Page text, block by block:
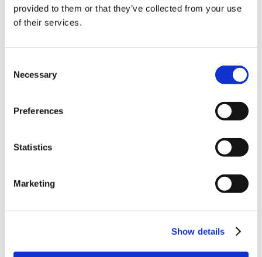
provided to them or that they’ve collected from your use
of their services.
Selection
Necessary
Preferences
Statistics
Marketing
Show details
4,480円(税込)
『モンスターハンターワイルズ』シーンイラストTシャツ
在庫：× |224ポイント
『モンスターハンターワイルズ』シーンイラストTシャツ